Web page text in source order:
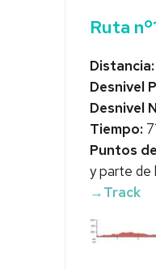
Ruta
Distancia:
Desnivel
Desnivel
Tiempo:
Puntos
y parte de
→Track